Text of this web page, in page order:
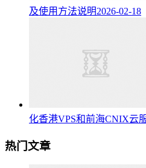
及使用方法说明2026-02-18
化香港VPS和前海CNIX云
热门文章